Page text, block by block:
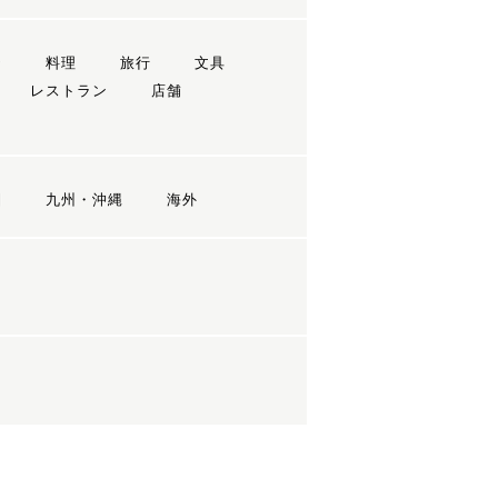
料理 旅行
文具
レストラン
店舗
九州・沖縄 海外